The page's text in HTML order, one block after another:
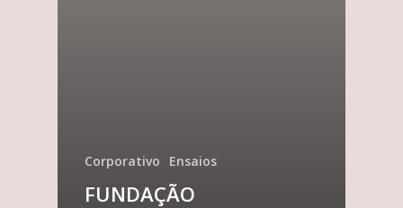
Corporativo Ensaios
FUNDAÇÃO